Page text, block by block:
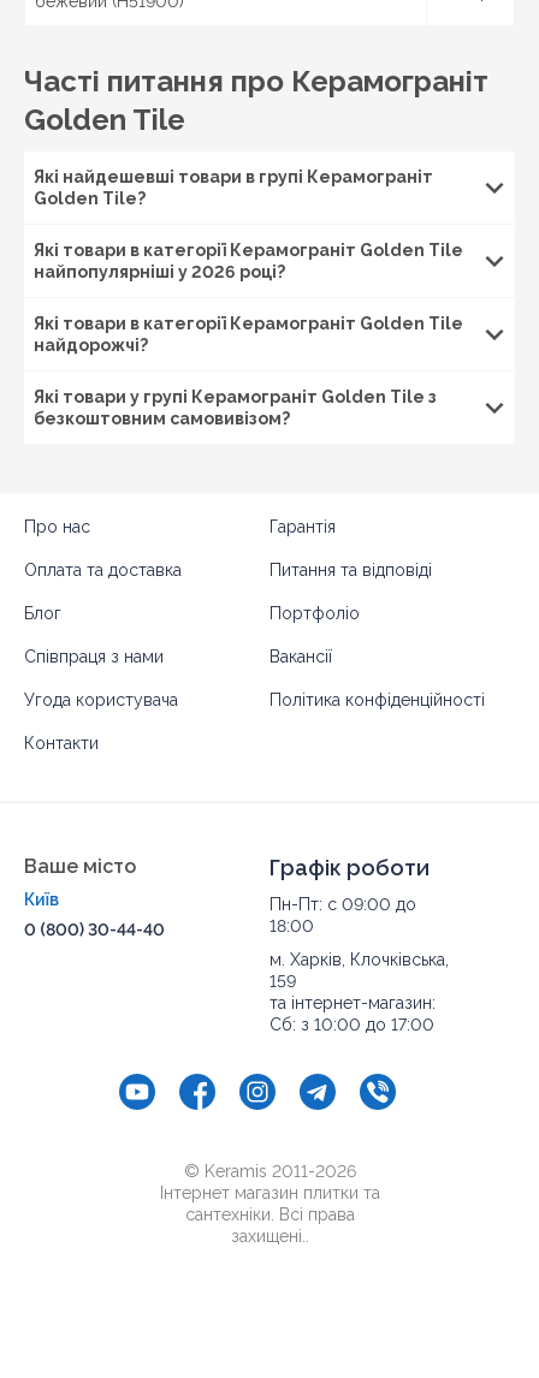
Часті питання про Керамограніт
Golden Tile
Які найдешевші товари в групі Керамограніт
Golden Tile?
Які товари в категорії Керамограніт Golden Tile
найпопулярніші у 2026 році?
Які товари в категорії Керамограніт Golden Tile
найдорожчі?
Які товари у групі Керамограніт Golden Tile з
безкоштовним самовивізом?
Про нас Гарантія
Оплата та доставка Питання та відповіді
Блог Портфоліо
Співпраця з нами Вакансії
Угода користувача Політика конфіденційності
Контакти
Ваше місто
Київ
0 (800) 30-44-40
Графік роботи
Пн-Пт: с 09:00 до
18:00
м. Харків, Клочківська,
159
та інтернет-магазин:
Сб: з 10:00 до 17:00
© Keramis 2011-2026
Інтернет магазин плитки та
сантехніки. Всі права
захищені..